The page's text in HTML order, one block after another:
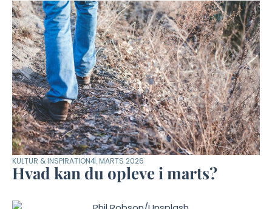
KULTUR & INSPIRATION4. MARTS 2026
Hvad kan du opleve i marts?